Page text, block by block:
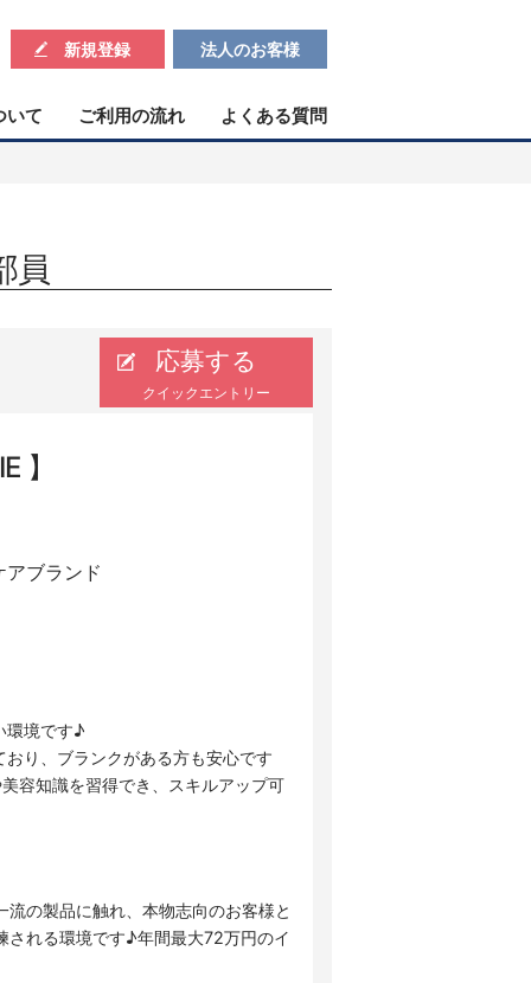
新規登録 法人のお客様
いて ご利用の流れ よくある質問
員
応募する
クイックエントリー
ブランド
環境です♪
り、ブランクがある方も安心です
容知識を習得でき、スキルアップ可
の製品に触れ、本物志向のお客様と
される環境です♪年間最大72万円のイ